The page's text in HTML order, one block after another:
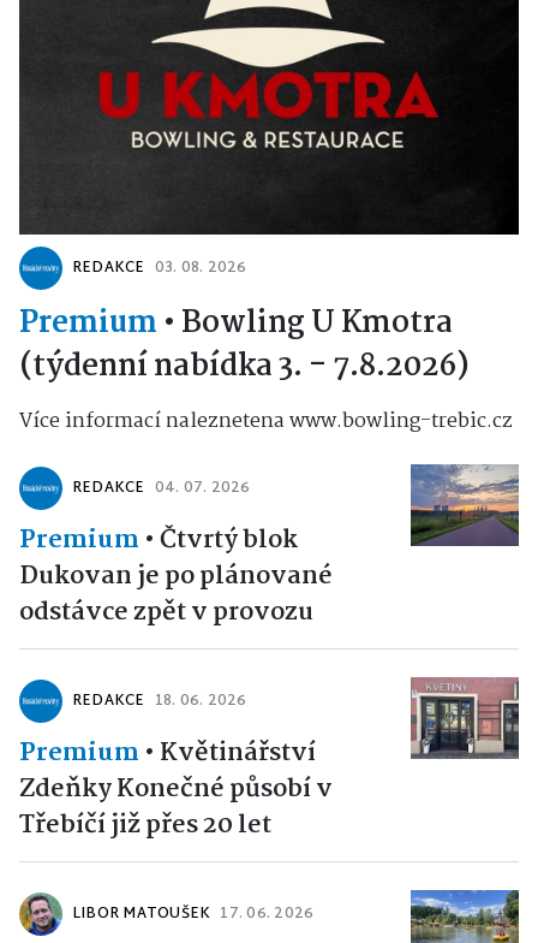
REDAKCE 03. 08. 2026
Premium • Bowling U Kmotra
(týdenní nabídka 3. - 7.8.2026)
Více informací naleznetena www.bowling-trebic.cz
REDAKCE 04. 07. 2026
Premium •Čtvrtý blok
Dukovan je po plánované
odstávce zpět v provozu
REDAKCE 18. 06. 2026
Premium • Květinářství
Zdeňky Konečné působí v
Třebíčí již přes 20 let
LIBOR MATOUŠEK 17. 06. 2026